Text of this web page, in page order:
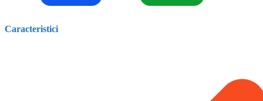
Caracteristici